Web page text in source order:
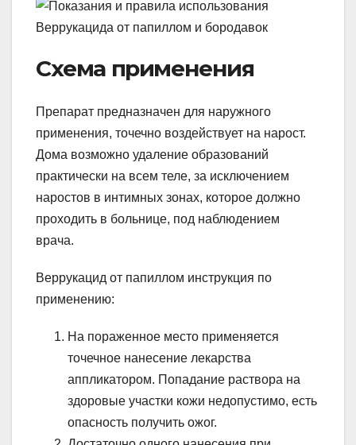
Схема применения
Препарат предназначен для наружного
применения, точечно воздействует на нарост.
Дома возможно удаление образований
практически на всем теле, за исключением
наростов в интимных зонах, которое должно
проходить в больнице, под наблюдением
врача.
Веррукацид от папиллом инструкция по
применению:
На пораженное место применяется
точечное нанесение лекарства
аппликатором. Попадание раствора на
здоровые участки кожи недопустимо, есть
опасность получить ожог.